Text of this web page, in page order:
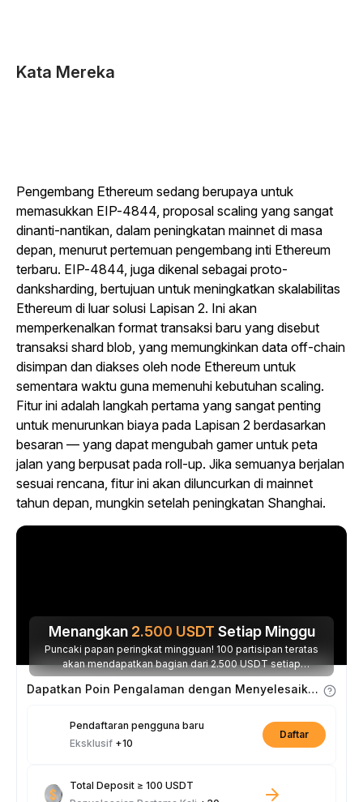
Kata Mereka
Pengembang Ethereum sedang berupaya untuk
memasukkan EIP-4844, proposal scaling yang sangat
dinanti-nantikan, dalam peningkatan mainnet di masa
depan, menurut pertemuan pengembang inti Ethereum
terbaru. EIP-4844, juga dikenal sebagai proto-
danksharding, bertujuan untuk meningkatkan skalabilitas
Ethereum di luar solusi Lapisan 2. Ini akan
memperkenalkan format transaksi baru yang disebut
transaksi shard blob, yang memungkinkan data off-chain
disimpan dan diakses oleh node Ethereum untuk
sementara waktu guna memenuhi kebutuhan scaling.
Fitur ini adalah langkah pertama yang sangat penting
untuk menurunkan biaya pada Lapisan 2 berdasarkan
besaran — yang dapat mengubah gamer untuk peta
jalan yang berpusat pada roll-up. Jika semuanya berjalan
sesuai rencana, fitur ini akan diluncurkan di mainnet
tahun depan, mungkin setelah peningkatan Shanghai.
Menangkan 2.500 USDT Setiap Minggu
Puncaki papan peringkat mingguan! 100 partisipan teratas
akan mendapatkan bagian dari 2.500 USDT setiap
minggunya.
Dapatkan Poin Pengalaman dengan Menyelesaikan Tugas
Pendaftaran pengguna baru
Eksklusif +10
Daftar
Total Deposit ≥ 100 USDT